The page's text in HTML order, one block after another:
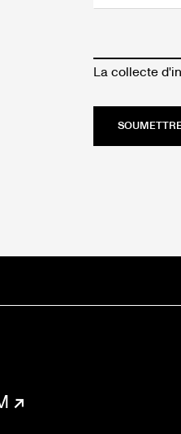
La collecte